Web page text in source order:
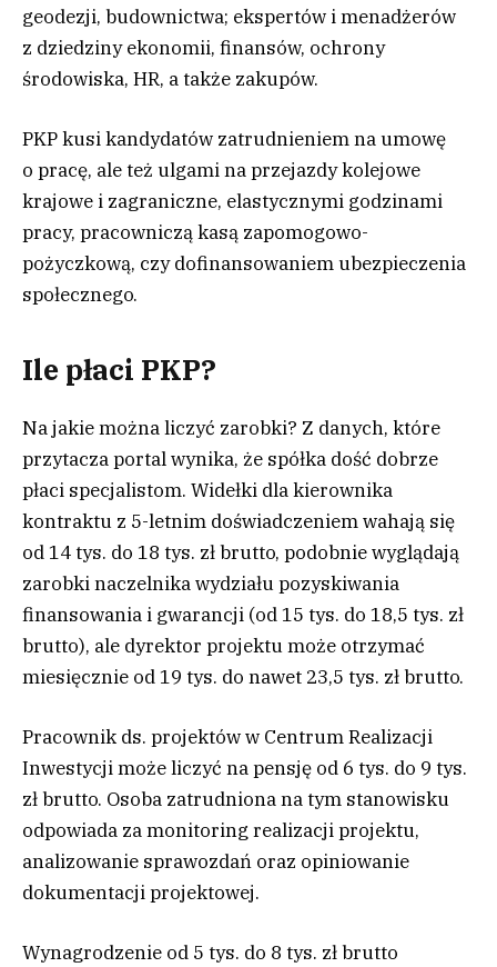
geodezji, budownictwa; ekspertów i menadżerów
z dziedziny ekonomii, finansów, ochrony
środowiska, HR, a także zakupów.
PKP kusi kandydatów zatrudnieniem na umowę
o pracę, ale też ulgami na przejazdy kolejowe
krajowe i zagraniczne, elastycznymi godzinami
pracy, pracowniczą kasą zapomogowo-
pożyczkową, czy dofinansowaniem ubezpieczenia
społecznego.
Ile płaci PKP?
Na jakie można liczyć zarobki? Z danych, które
przytacza portal wynika, że spółka dość dobrze
płaci specjalistom. Widełki dla kierownika
kontraktu z 5-letnim doświadczeniem wahają się
od 14 tys. do 18 tys. zł brutto, podobnie wyglądają
zarobki naczelnika wydziału pozyskiwania
finansowania i gwarancji (od 15 tys. do 18,5 tys. zł
brutto), ale dyrektor projektu może otrzymać
miesięcznie od 19 tys. do nawet 23,5 tys. zł brutto.
Pracownik ds. projektów w Centrum Realizacji
Inwestycji może liczyć na pensję od 6 tys. do 9 tys.
zł brutto. Osoba zatrudniona na tym stanowisku
odpowiada za monitoring realizacji projektu,
analizowanie sprawozdań oraz opiniowanie
dokumentacji projektowej.
Wynagrodzenie od 5 tys. do 8 tys. zł brutto